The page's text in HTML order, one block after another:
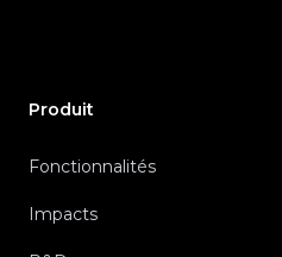
Produit
Fonctionnalités
Impacts